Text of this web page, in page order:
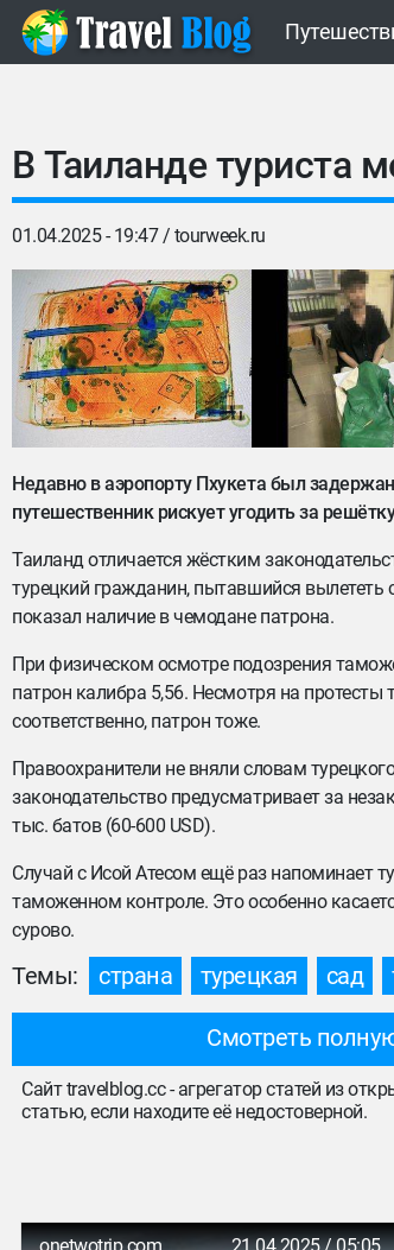
В Таиланде туриста
01.04.2025 - 19:47 / tourweek.ru
Недавно в аэропорту Пхукета был
путешественник рискует угодить за
Таиланд отличается жёстким
турецкий гражданин, пытавшийся вылететь
показал наличие в чемодане патрона.
При физическом осмотре подозрения
патрон калибра 5,56. Несмотря на протесты
соответственно, патрон тоже.
Правоохранители не вняли словам
законодательство предусматривает за
тыс. батов (60-600 USD).
Случай с Исой Атесом ещё раз напоминает
таможенном контроле. Это особенно
сурово.
Темы: страна турецкая сад
Смотреть
Сайт travelblog.cc - агрегатор статей из
статью, если находите её недостоверной.